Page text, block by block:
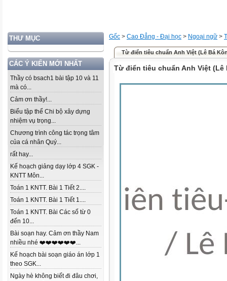
THƯ MỤC
CÁC Ý KIẾN MỚI NHẤT
Thầy có bsach1 bài tập 10 và 11
mà có...
Cảm ơn thầy!...
Biểu tập thể Chi bộ xây dựng
nhiệm vụ trọng...
Chương trình công tác trọng tâm
của cá nhân Quý...
rất hay...
Kế hoạch giảng dạy lớp 4 SGK -
KNTT Môn...
Toán 1 KNTT. Bài 1 Tiết 2....
Toán 1 KNTT. Bài 1 Tiết 1....
Toán 1 KNTT. Bài Các số từ 0
đến 10...
Bài soạn hay. Cảm ơn thầy Nam
nhiều nhé ❤️❤️❤️❤️❤️❤️...
Kế hoạch bài soạn giáo án lớp 1
theo SGK...
Ngày hè không biết đi đâu chơi,
Gốc > Cao Đẳng - Đại học > Ngoại ngữ >
Từ điển tiêu chuẩn Anh Việt (Lê Bá
Từ điển tiêu chuẩn Anh Việt (Lê